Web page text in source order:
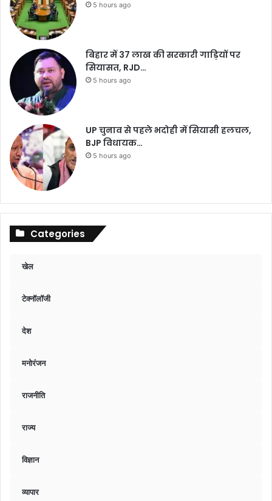
5 hours ago
बिहार में 37 लाख की सरकारी गाड़ियों पर
सियासत, RJD…
5 hours ago
UP चुनाव से पहले भदोही में सियासी हलचल,
BJP विधायक…
5 hours ago
Categories
खेल
टेक्नॉलॉजी
देश
मनोरंजन
राजनीति
राज्य
विज्ञान
व्यापार